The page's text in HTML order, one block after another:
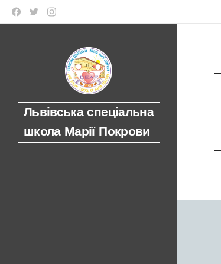
Львівська спеціальна
школа Марії Покрови